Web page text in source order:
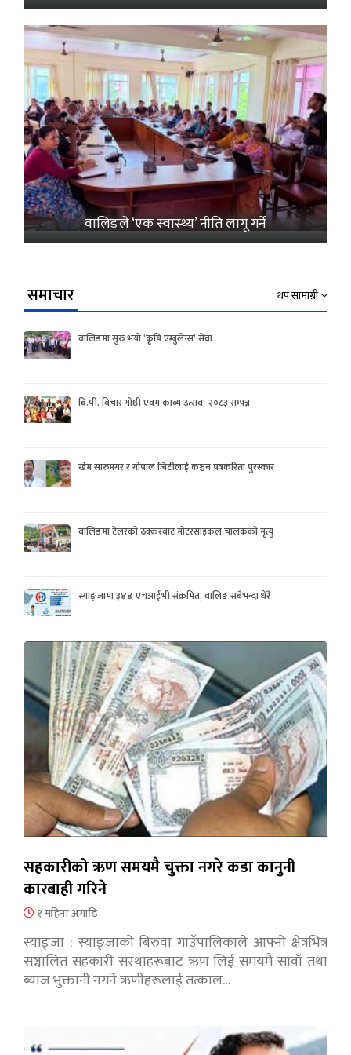
वालिङले ‘एक स्वास्थ्य’ नीति लागू गर्ने
समाचार थप सामाग्री
वालिङमा सुरु भयो ‘कृषि एम्बुलेन्स’ सेवा
बि.पी. विचार गोष्ठी एवम काव्य उत्सव- २०८३ सम्पन्न
खेम सारुमगर र गोपाल जिटीलाई कञ्चन पत्रकरिता पुरस्कार
वालिङमा टेलरको ठक्करबाट मोटरसाइकल चालकको मृत्यु
स्याङ्जामा ३४४ एचआईभी संक्रमित, वालिङ सबैभन्दा धेरै
सहकारीको ऋण समयमै चुक्ता नगरे कडा कानुनी
कारबाही गरिने
१ महिना अगाडि
स्याङ्जा : स्याङ्जाको बिरुवा गाउँपालिकाले आफ्नो क्षेत्रभित्र
सञ्चालित सहकारी संस्थाहरूबाट ऋण लिई समयमै सावाँ तथा
ब्याज भुक्तानी नगर्ने ऋणीहरूलाई तत्काल…